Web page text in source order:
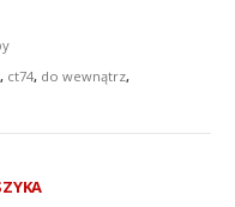
, ct74, do wewnątrz,